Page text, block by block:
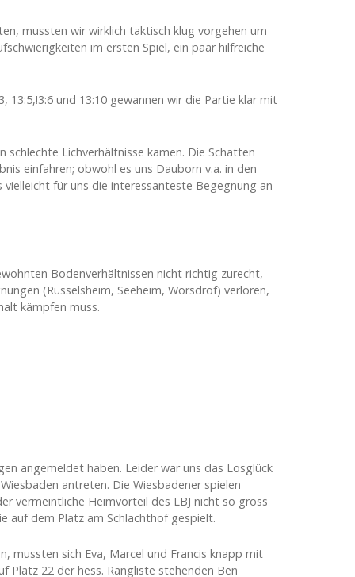
mussten wir wirklich taktisch klug vorgehen um
im ersten Spiel, ein paar hilfreiche
13:5,!3:6 und 13:10 gewannen wir die Partie klar mit
Lichverhältnisse kamen. Die Schatten
einfahren; obwohl es uns Dauborn v.a. in den
für uns die interessanteste Begegnung an
Bodenverhältnissen nicht richtig zurecht,
(Rüsselsheim, Seeheim, Wörsdrof) verloren,
kämpfen muss.
angemeldet haben. Leider war uns das Losglück
antreten. Die Wiesbadener spielen
vermeintliche Heimvorteil des LBJ nicht so gross
auf dem Platz am Schlachthof gespielt.
mussten sich Eva, Marcel und Francis knapp mit
Platz 22 der hess. Rangliste stehenden Ben